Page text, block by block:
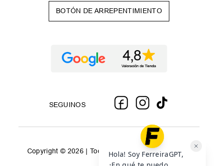
BOTÓN DE ARREPENTIMIENTO
SEGUINOS
Copyright © 2026 | Todos los derechos reservados